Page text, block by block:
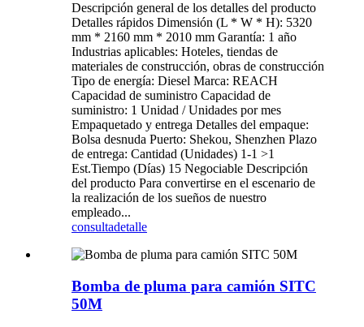
Descripción general de los detalles del producto
Detalles rápidos Dimensión (L * W * H): 5320
mm * 2160 mm * 2010 mm Garantía: 1 año
Industrias aplicables: Hoteles, tiendas de
materiales de construcción, obras de construcción
Tipo de energía: Diesel Marca: REACH
Capacidad de suministro Capacidad de
suministro: 1 Unidad / Unidades por mes
Empaquetado y entrega Detalles del empaque:
Bolsa desnuda Puerto: Shekou, Shenzhen Plazo
de entrega: Cantidad (Unidades) 1-1 >1
Est.Tiempo (Días) 15 Negociable Descripción
del producto Para convertirse en el escenario de
la realización de los sueños de nuestro
empleado...
consultadetalle
Bomba de pluma para camión SITC
50M